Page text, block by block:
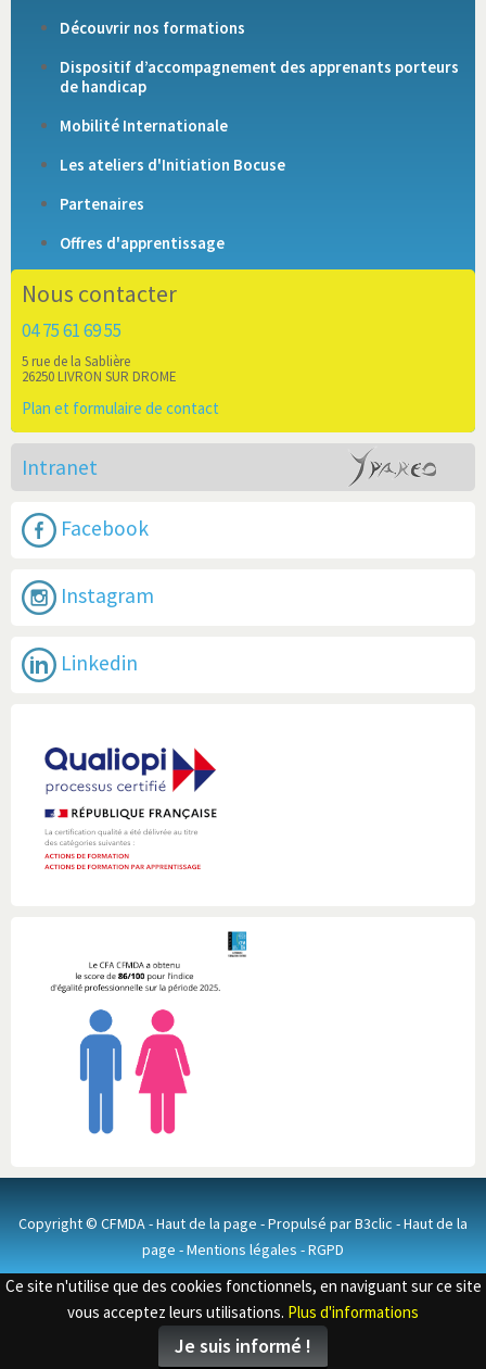
Découvrir nos formations
Dispositif d’accompagnement des apprenants porteurs
de handicap
Mobilité Internationale
Les ateliers d'Initiation Bocuse
Partenaires
Offres d'apprentissage
Nous contacter
04 75 61 69 55
5 rue de la Sablière
26250 LIVRON SUR DROME
Plan et formulaire de contact
Intranet
Facebook
Instagram
Linkedin
Copyright © CFMDA -Haut de la page - Propulsé parB3clic -Haut de la
page -Mentions légales -RGPD
Ce site n'utilise que des cookies fonctionnels, en naviguant sur ce site
vous acceptez leurs utilisations. Plus d'informations